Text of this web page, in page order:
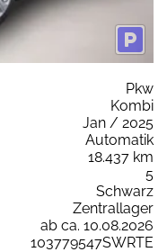
Pkw
Kombi
Jan / 2025
Automatik
18.437 km
5
Schwarz
Zentrallager
ab ca. 10.08.2026
103779547SWRTE